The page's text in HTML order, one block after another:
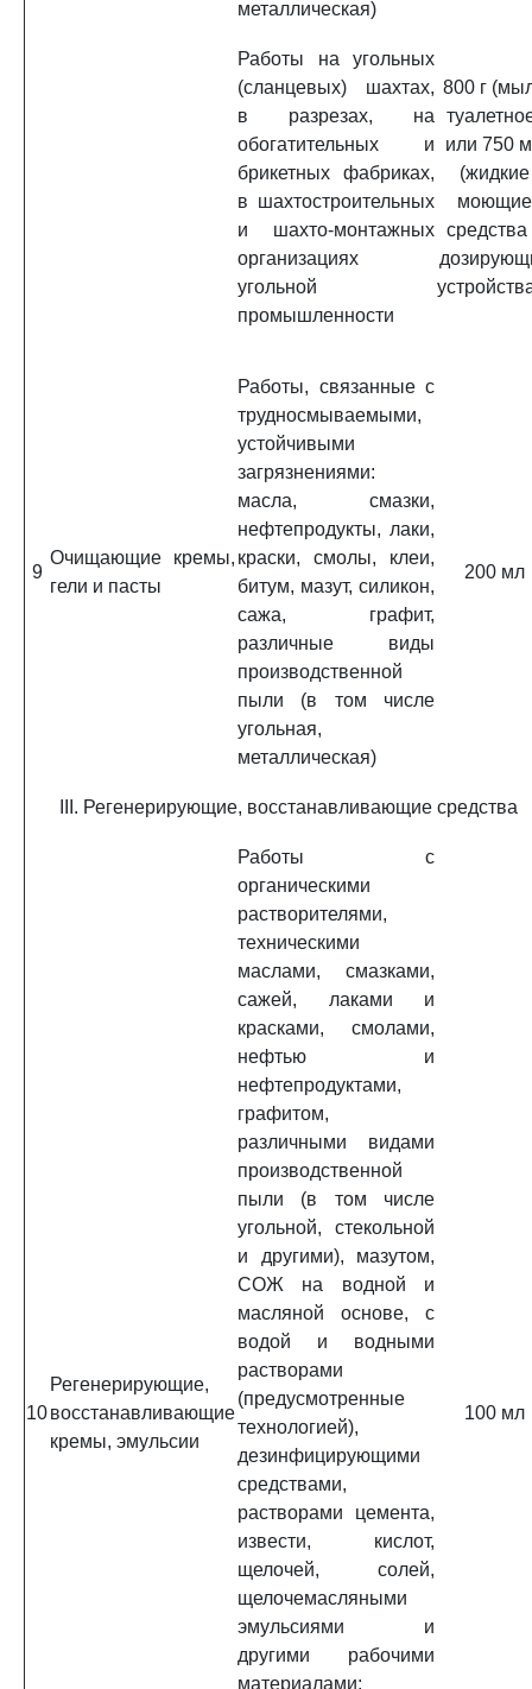
металлическая)
Работы на угольных
(сланцевых) шахтах,
в разрезах, на
обогатительных и
брикетных фабриках,
в шахтостроительных
и шахто-монтажных
организациях
угольной
промышленности
800 г
или 750
(жидкие
моющие
средства
9
Очищающие кремы,
гели и пасты
Работы, связанные с
трудносмываемыми,
устойчивыми
загрязнениями:
масла, смазки,
нефтепродукты, лаки,
краски, смолы, клеи,
битум, мазут, силикон,
сажа, графит,
различные виды
производственной
пыли (в том числе
угольная,
металлическая)
200 мл
III. Регенерирующие, восстанавливающие средства
10
Регенерирующие,
восстанавливающие
кремы, эмульсии
Работы с
органическими
растворителями,
техническими
маслами, смазками,
сажей, лаками и
красками, смолами,
нефтью и
нефтепродуктами,
графитом,
различными видами
производственной
пыли (в том числе
угольной, стекольной
и другими), мазутом,
СОЖ на водной и
масляной основе, с
водой и водными
растворами
(предусмотренные
технологией),
дезинфицирующими
средствами,
растворами цемента,
извести, кислот,
щелочей, солей,
щелочемасляными
эмульсиями и
другими рабочими
материалами;
100 мл